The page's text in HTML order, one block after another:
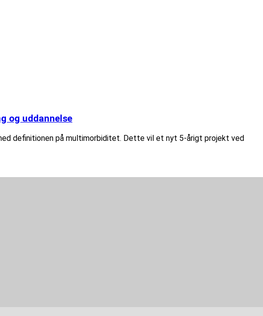
og uddannelse
definitionen på multimorbiditet. Dette vil et nyt 5-årigt projekt ved